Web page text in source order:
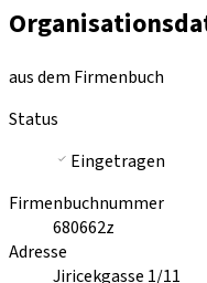
aus dem Firmenbuch
Status
Eingetragen
Firmenbuchnummer
680662z
Adresse
Jiricekgasse 1/11